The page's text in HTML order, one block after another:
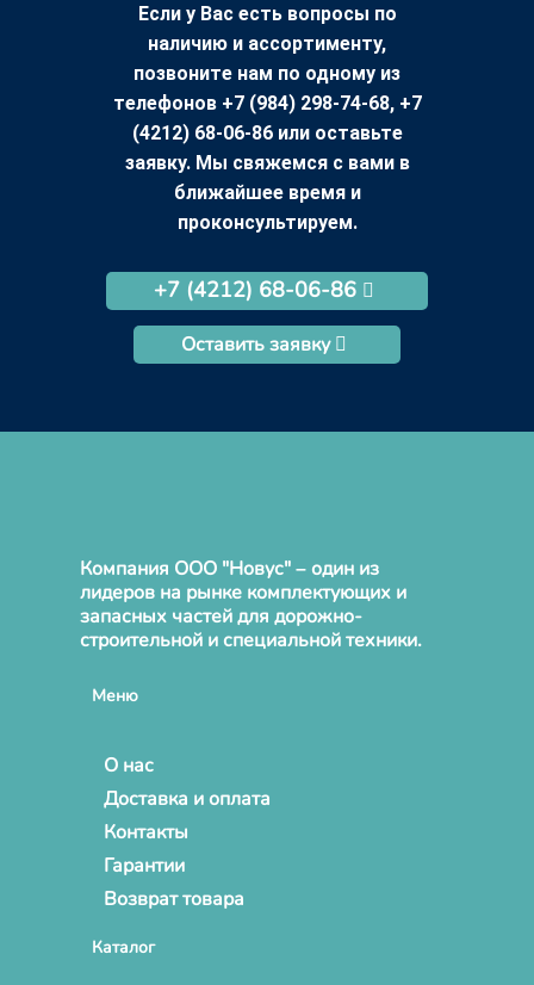
Если у Вас есть вопросы по
наличию и ассортименту,
позвоните нам по одному из
телефонов +7 (984) 298-74-68, +7
(4212) 68-06-86 или оставьте
заявку. Мы свяжемся с вами в
ближайшее время и
проконсультируем.
+7 (4212) 68-06-86
Оставить заявку
Компания ООО "Новус" – один из
лидеров на рынке комплектующих и
запасных частей для дорожно-
строительной и специальной техники.
Меню
О нас
Доставка и оплата
Контакты
Гарантии
Возврат товара
Каталог